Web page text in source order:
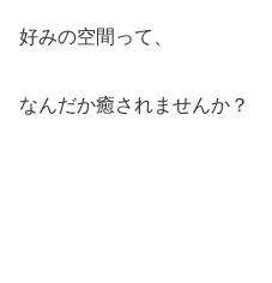
好みの空間って、
なんだか癒されませんか？